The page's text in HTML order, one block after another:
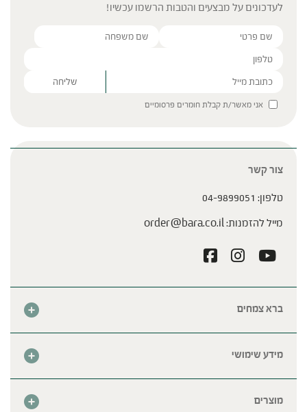
לעדכונים על מבצעים והטבות הרשמו עכשיו!
Please leave this field empty.
אני מאשר/ת קבלת חומרים פרסומיים
ברא צמחים
מרכזי ברא
מידע שימושי
מוצרים
צור קשר
טלפון: 04-9899051
מייל להזמנות:order@bara.co.il